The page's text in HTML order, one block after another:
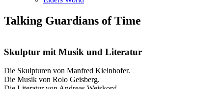
Talking Guardians of Time
Skulptur mit Musik und Literatur
Die Skulpturen von Manfred Kielnhofer.
Die Musik von Rolo Geisberg.